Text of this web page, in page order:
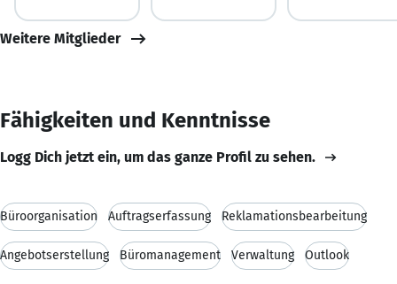
Weitere Mitglieder
Fähigkeiten und Kenntnisse
Logg Dich jetzt ein, um das ganze Profil zu sehen.
Büroorganisation Auftragserfassung Reklamationsbearbeitung
Angebotserstellung Büromanagement Verwaltung Outlook